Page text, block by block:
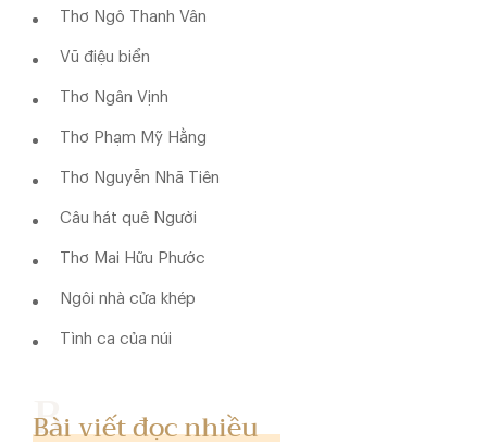
Thơ Ngô Thanh Vân
Vũ điệu biển
Thơ Ngân Vịnh
Thơ Phạm Mỹ Hằng
Thơ Nguyễn Nhã Tiên
Câu hát quê Người
Thơ Mai Hữu Phước
Ngôi nhà cửa khép
Tình ca của núi
Bài viết đọc nhiều